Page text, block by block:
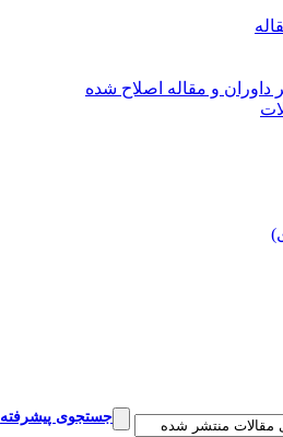
داوران و مقاله اصلاح شده
جستجوی پیشرفته